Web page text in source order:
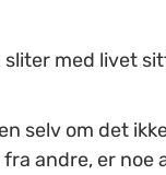
med livet
selv om det
andre, er noe